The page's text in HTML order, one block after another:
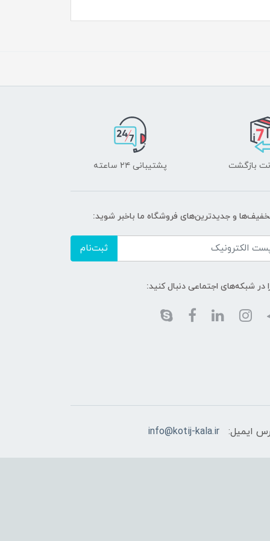
پشتیبانی ۲۴ ساعته
و جدیدترین‌های فروشگاه ما باخبر شوید:
ثبت‌نام
در شبکه‌های اجتماعی دنبال کنید:
ایمیل: info@kotij-kala.ir